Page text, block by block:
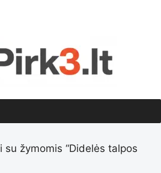
su žymomis “Didelės talpos